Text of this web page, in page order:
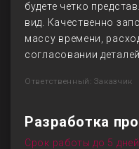
будете четко
вид. Качественно
массу времени,
согласовании деталей.
Ответственный: Заказчик
Разработка
Срок работы до 5 дней